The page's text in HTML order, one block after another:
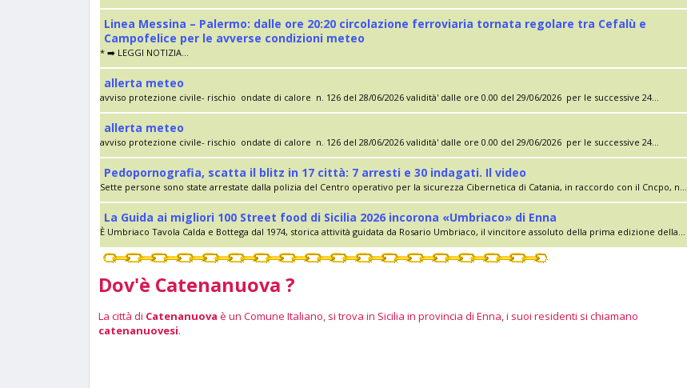
Linea Messina – Palermo: dalle ore 20:20 circolazione ferroviaria tornata regolare tra Cefalù e
Campofelice per le avverse condizioni meteo
* ➡️ LEGGI NOTIZIA...
allerta meteo
avviso protezione civile- rischio ondate di calore n. 126 del 28/06/2026 validità' dalle ore 0.00 del 29/06/2026 per le successive 24...
allerta meteo
avviso protezione civile- rischio ondate di calore n. 126 del 28/06/2026 validità' dalle ore 0.00 del 29/06/2026 per le successive 24...
Pedopornografia, scatta il blitz in 17 città: 7 arresti e 30 indagati. Il video
Sette persone sono state arrestate dalla polizia del Centro operativo per la sicurezza Cibernetica di Catania, in raccordo con il Cncpo, n...
La Guida ai migliori 100 Street food di Sicilia 2026 incorona «Umbriaco» di Enna
È Umbriaco Tavola Calda e Bottega dal 1974, storica attività guidata da Rosario Umbriaco, il vincitore assoluto della prima edizione della...
Dov'è Catenanuova ?
La città di Catenanuova è un Comune Italiano, si trova in Sicilia in provincia di Enna, i suoi residenti si chiamano
catenanuovesi.